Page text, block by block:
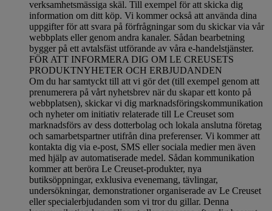
verksamhetsmässiga skäl. Till exempel för att skicka dig
information om ditt köp. Vi kommer också att använda dina
uppgifter för att svara på förfrågningar som du skickar via vår
webbplats eller genom andra kanaler. Sådan bearbetning
bygger på ett avtalsfäst utförande av våra e-handelstjänster.
FÖR ATT INFORMERA DIG OM LE CREUSETS
PRODUKTNYHETER OCH ERBJUDANDEN
Om du har samtyckt till att vi gör det (till exempel genom att
prenumerera på vårt nyhetsbrev när du skapar ett konto på
webbplatsen), skickar vi dig marknadsföringskommunikation
och nyheter om initiativ relaterade till Le Creuset som
marknadsförs av dess dotterbolag och lokala anslutna företag
och samarbetspartner utifrån dina preferenser. Vi kommer att
kontakta dig via e-post, SMS eller sociala medier men även
med hjälp av automatiserade medel. Sådan kommunikation
kommer att beröra Le Creuset-produkter, nya
butiksöppningar, exklusiva evenemang, tävlingar,
undersökningar, demonstrationer organiserade av Le Creuset
eller specialerbjudanden som vi tror du gillar. Denna